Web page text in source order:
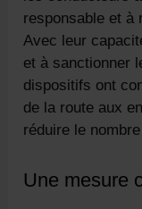
responsable et à
Avec leur
et à sanctionner
dispositifs ont
de la route aux
réduire le
Une mesure